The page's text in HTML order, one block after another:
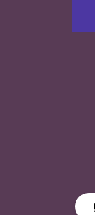
ホワイトデー